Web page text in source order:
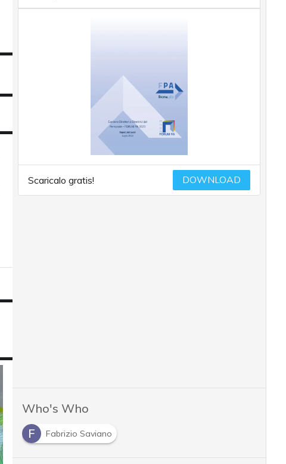
Scaricalo gratis! DOWNLOAD
Who's Who
F
Fabrizio Saviano